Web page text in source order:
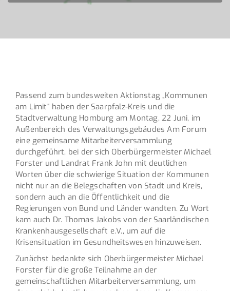
Passend zum bundesweiten Aktionstag „Kommunen
am Limit“ haben der Saarpfalz-Kreis und die
Stadtverwaltung Homburg am Montag, 22 Juni, im
Außenbereich des Verwaltungsgebäudes Am Forum
eine gemeinsame Mitarbeiterversammlung
durchgeführt, bei der sich Oberbürgermeister Michael
Forster und Landrat Frank John mit deutlichen
Worten über die schwierige Situation der Kommunen
nicht nur an die Belegschaften von Stadt und Kreis,
sondern auch an die Öffentlichkeit und die
Regierungen von Bund und Länder wandten. Zu Wort
kam auch Dr. Thomas Jakobs von der Saarländischen
Krankenhausgesellschaft e.V., um auf die
Krisensituation im Gesundheitswesen hinzuweisen.
Zunächst bedankte sich Oberbürgermeister Michael
Forster für die große Teilnahme an der
gemeinschaftlichen Mitarbeiterversammlung, um